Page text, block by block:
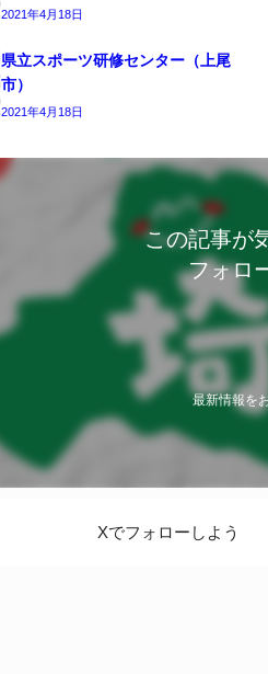
2021年4月18日
県立スポーツ研修センター（上尾
市）
2021年4月18日
この記事が
フォロ
最新情報を
Xでフォローしよう